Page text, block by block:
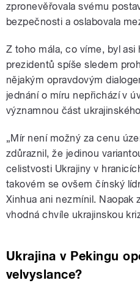
zpronevěřovala svému
bezpečnosti a oslabovala
Z toho mála, co víme, byl
prezidentů spíše sledem
nějakým opravdovým
jednání o míru nepřichází v
významnou část
„Mír není možný za cenu
zdůraznil, že jedinou
celistvosti Ukrajiny v
takovém se ovšem čínský
Xinhua ani nezmínil. Naopak
vhodná chvíle ukrajinskou
Ukrajina v Pekingu
velvyslance?